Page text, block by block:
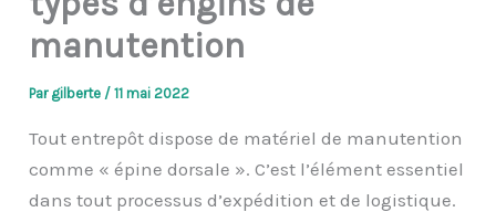
manutention
Par gilberte /11 mai 2022
Tout entrepôt dispose de matériel de manutention
comme « épine dorsale ». C’est l’élément essentiel
dans tout processus d’expédition et de logistique.